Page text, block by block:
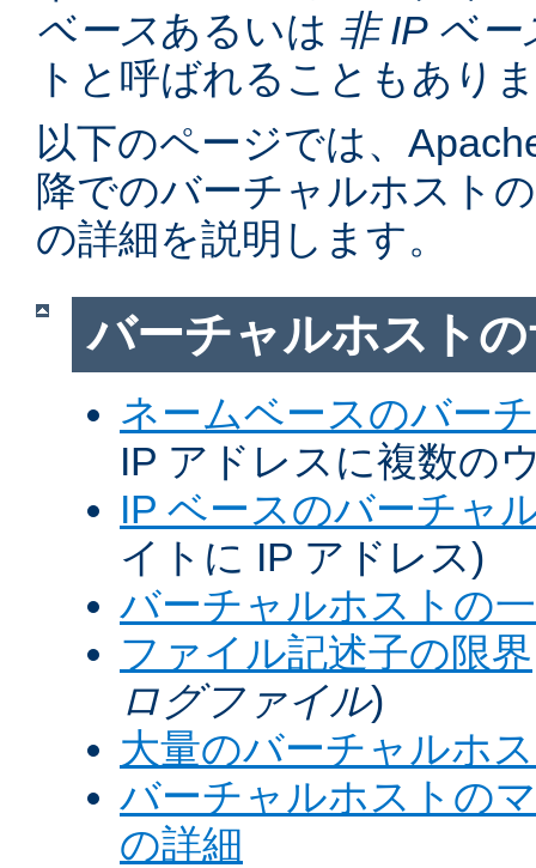
ベースあるいは 非 IP ベー
トと呼ばれることもあり
以下のページでは、
降でのバーチャルホスト
の詳細を説明します。
バーチャルホスト
ネームベースのバー
IP アドレスに複数の
IP ベースのバーチャ
イトに IP アドレス)
バーチャルホストの
ファイル記述子の限界
ログファイル)
大量のバーチャルホ
バーチャルホストの
の詳細